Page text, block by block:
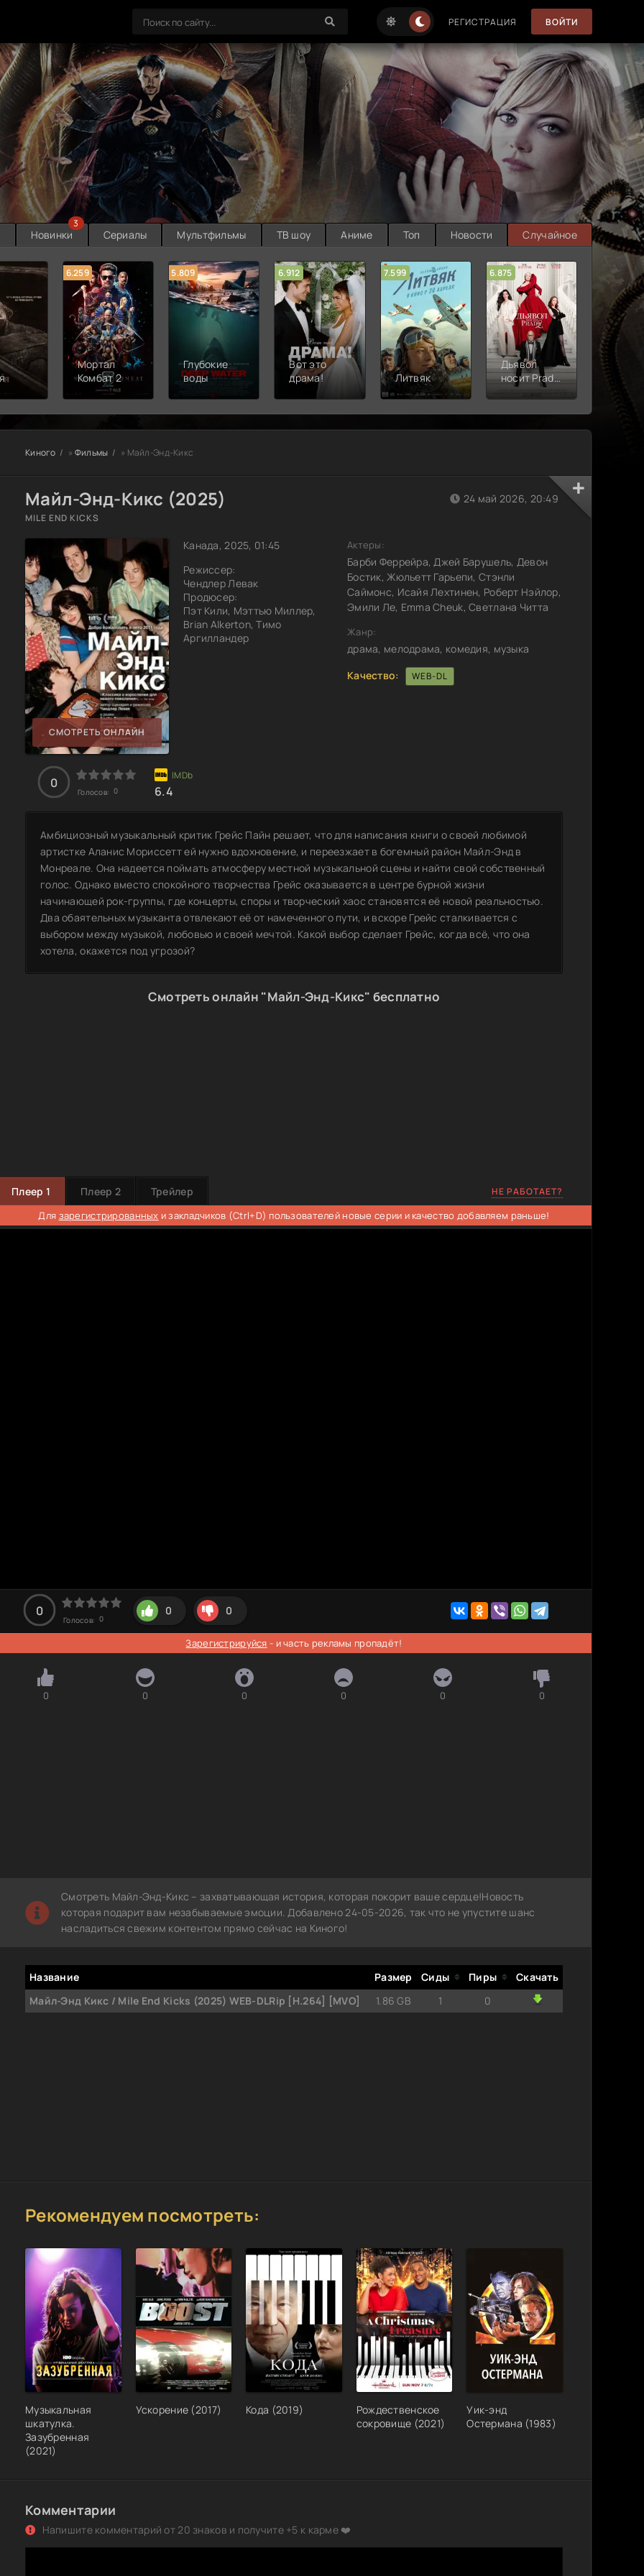
РЕГИСТРАЦИЯ ВОЙТИ
Новинки
3
Сериалы Мультфильмы ТВ шоу Аниме Топ Новости Случайное
6.259
Мортал
Комбат 2
5.809
Глубокие
воды
6.912
Вот это
драма!
7.599
Литвяк
6.875
Дьявол
носит Prada
2
6.314
Киного » Фильмы » Майл-Энд-Кикс
Майл-Энд-Кикс (2025)
MILE END KICKS
СМОТРЕТЬ ОНЛАЙН
Канада, 2025, 01:45
Режиссер:
Чендлер Левак
Продюсер:
Пэт Кили, Мэттью Миллер,
Brian Alkerton, Тимо
Аргилландер
24 май 2026, 20:49
Актеры:
Барби Феррейра, Джей Барушель, Девон
Бостик, Жюльетт Гарьепи, Стэнли
Саймонс, Исайя Лехтинен, Роберт Нэйлор,
Эмили Ле, Emma Cheuk, Светлана Читта
Жанр:
драма, мелодрама, комедия, музыка
Качество:
WEB-DL
0
Голосов: 0 6.4
Амбициозный музыкальный критик Грейс Пайн решает, что для написания книги о своей любимой
артистке Аланис Мориссетт ей нужно вдохновение, и переезжает в богемный район Майл-Энд в
Монреале. Она надеется поймать атмосферу местной музыкальной сцены и найти свой собственный
голос. Однако вместо спокойного творчества Грейс оказывается в центре бурной жизни
начинающей рок-группы, где концерты, споры и творческий хаос становятся её новой реальностью.
Два обаятельных музыканта отвлекают её от намеченного пути, и вскоре Грейс сталкивается с
выбором между музыкой, любовью и своей мечтой. Какой выбор сделает Грейс, когда всё, что она
хотела, окажется под угрозой?
Смотреть онлайн "Майл-Энд-Кикс" бесплатно
Плеер 1 Плеер 2 Трейлер НЕ РАБОТАЕТ?
Для зарегистрированных и закладчиков (Ctrl+D) пользователей новые серии и качество добавляем раньше!
0
Голосов: 0
0 0
Зарегистрируйся - и часть рекламы пропадёт!
0 0 0 0 0 0
Смотреть Майл-Энд-Кикс – захватывающая история, которая покорит ваше сердце!Новость
которая подарит вам незабываемые эмоции. Добавлено 24-05-2026, так что не упустите шанс
насладиться свежим контентом прямо сейчас на Киного!
Название Размер Сиды Пиры
Скачать
Майл-Энд Кикс / Mile End Kicks (2025) WEB-DLRip [H.264] [MVO]
1.86 GB 1 0
Рекомендуем посмотреть:
Музыкальная
шкатулка.
Зазубренная
(2021)
Ускорение (2017) Кода (2019)
Рождественское
сокровище (2021)
Уик-энд
Остермана (1983)
Комментарии
Напишите комментарий от 20 знаков и получите +5 к карме ❤️